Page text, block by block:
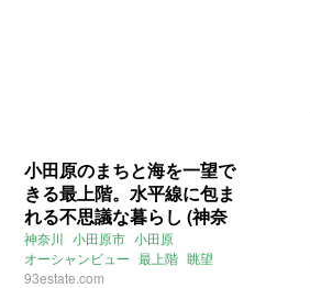
小田原のまちと海を一望で
きる最上階。水平線に包ま
れる不思議な暮らし (神奈
川県小田原市150㎡の売買
物件)
神奈川 小田原市 小田原
オーシャンビュー 最上階 眺望
海っぺり 広い
93estate.com